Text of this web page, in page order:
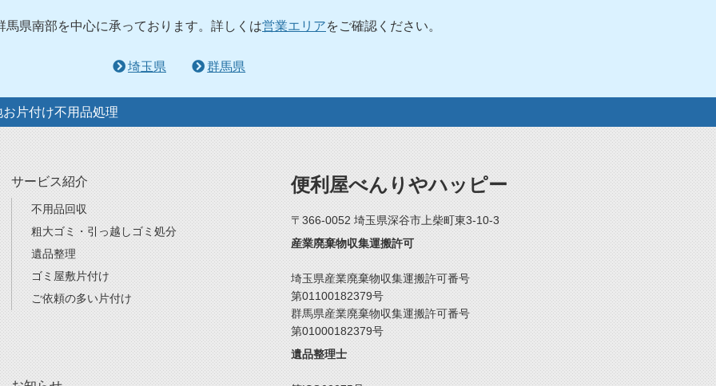
馬県南部を中心に承っております。詳しくは営業エリアをご確認ください。
埼玉県 群馬県
片付け不用品処理
サービス紹介
不用品回収
粗大ゴミ・引っ越しゴミ処分
遺品整理
ゴミ屋敷片付け
ご依頼の多い片付け
便利屋べんりやハッピー
〒366-0052 埼玉県深谷市上柴町東3-10-3
産業廃棄物収集運搬許可
埼玉県産業廃棄物収集運搬許可番号
第01100182379号
群馬県産業廃棄物収集運搬許可番号
第01000182379号
遺品整理士